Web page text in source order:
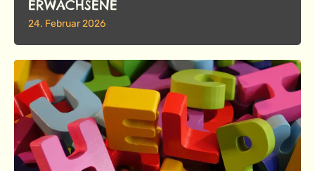
ERWACHSENE
24. Februar 2026